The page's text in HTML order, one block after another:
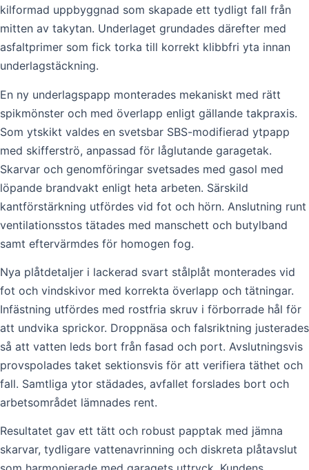
kilformad uppbyggnad som skapade ett tydligt fall från
mitten av takytan. Underlaget grundades därefter med
asfaltprimer som fick torka till korrekt klibbfri yta innan
underlagstäckning.
En ny underlagspapp monterades mekaniskt med rätt
spikmönster och med överlapp enligt gällande takpraxis.
Som ytskikt valdes en svetsbar SBS-modifierad ytpapp
med skifferströ, anpassad för låglutande garagetak.
Skarvar och genomföringar svetsades med gasol med
löpande brandvakt enligt heta arbeten. Särskild
kantförstärkning utfördes vid fot och hörn. Anslutning runt
ventilationsstos tätades med manschett och butylband
samt eftervärmdes för homogen fog.
Nya plåtdetaljer i lackerad svart stålplåt monterades vid
fot och vindskivor med korrekta överlapp och tätningar.
Infästning utfördes med rostfria skruv i förborrade hål för
att undvika sprickor. Droppnäsa och falsriktning justerades
så att vatten leds bort från fasad och port. Avslutningsvis
provspolades taket sektionsvis för att verifiera täthet och
fall. Samtliga ytor städades, avfallet forslades bort och
arbetsområdet lämnades rent.
Resultatet gav ett tätt och robust papptak med jämna
skarvar, tydligare vattenavrinning och diskreta plåtavslut